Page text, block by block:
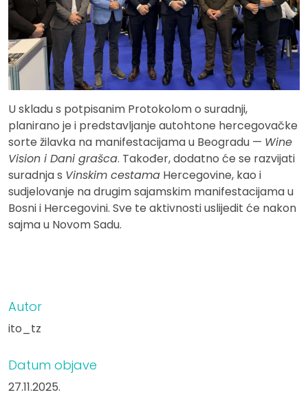
U skladu s potpisanim Protokolom o suradnji,
planirano je i predstavljanje autohtone hercegovačke
sorte žilavka na manifestacijama u Beogradu — Wine
Vision i Dani grašca. Također, dodatno će se razvijati
suradnja s Vinskim cestama Hercegovine, kao i
sudjelovanje na drugim sajamskim manifestacijama u
Bosni i Hercegovini. Sve te aktivnosti uslijedit će nakon
sajma u Novom Sadu.
Autor
ito_tz
Datum objave
27.11.2025.